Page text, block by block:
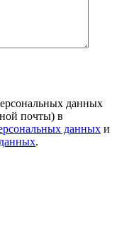
данных
почты) в
данных и
.